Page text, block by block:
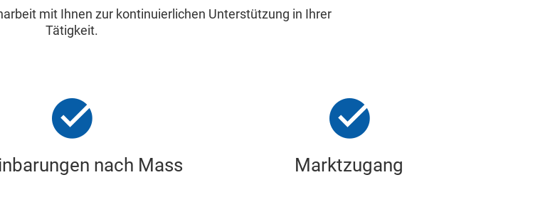
mit Ihnen zur kontinuierlichen Unterstützung in Ihrer
Tätigkeit.
nach Mass Marktzugang